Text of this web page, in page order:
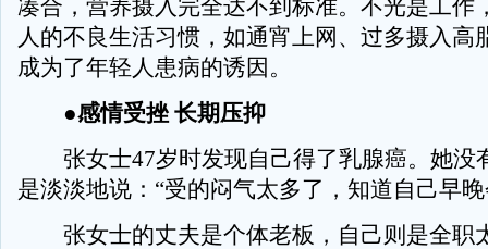
凑合，营养摄入完全达不到标准。不光是工作
人的不良生活习惯，如通宵上网、过多摄入高
成为了年轻人患病的诱因。
●感情受挫 长期压抑
张女士47岁时发现自己得了乳腺癌。她没
是淡淡地说：“受的闷气太多了，知道自己早
张女士的丈夫是个体老板，自己则是全职